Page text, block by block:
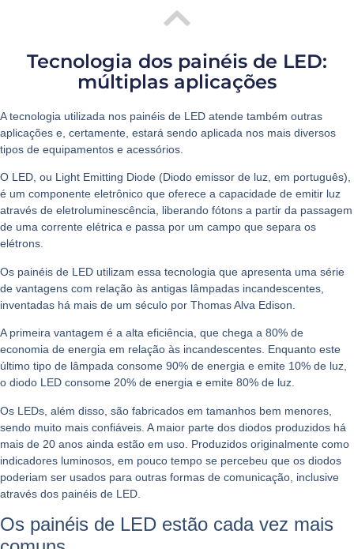
Tecnologia dos painéis de LED:
múltiplas aplicações
A tecnologia utilizada nos painéis de LED atende também outras
aplicações e, certamente, estará sendo aplicada nos mais diversos
tipos de equipamentos e acessórios.
O LED, ou Light Emitting Diode (Diodo emissor de luz, em português),
é um componente eletrônico que oferece a capacidade de emitir luz
através de eletroluminescência, liberando fótons a partir da passagem
de uma corrente elétrica e passa por um campo que separa os
elétrons.
Os painéis de LED utilizam essa tecnologia que apresenta uma série
de vantagens com relação às antigas lâmpadas incandescentes,
inventadas há mais de um século por Thomas Alva Edison.
A primeira vantagem é a alta eficiência, que chega a 80% de
economia de energia em relação às incandescentes. Enquanto este
último tipo de lâmpada consome 90% de energia e emite 10% de luz,
o diodo LED consome 20% de energia e emite 80% de luz.
Os LEDs, além disso, são fabricados em tamanhos bem menores,
sendo muito mais confiáveis. A maior parte dos diodos produzidos há
mais de 20 anos ainda estão em uso. Produzidos originalmente como
indicadores luminosos, em pouco tempo se percebeu que os diodos
poderiam ser usados para outras formas de comunicação, inclusive
através dos painéis de LED.
Os painéis de LED estão cada vez mais